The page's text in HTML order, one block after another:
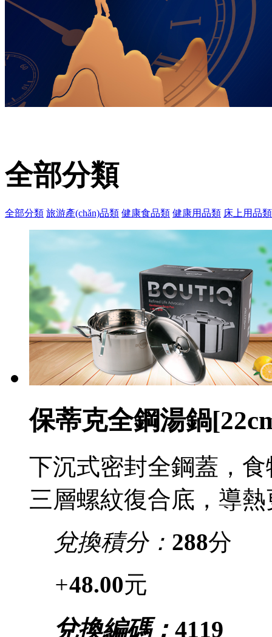
全部分類
全部分類 旅游產(chǎn)品類 健康食品類 健康用品類 床上用品類
保蒂克全鋼湯鍋
下沉式密封全鋼蓋，
三層螺紋復合底，導
兌換積分： 288分
+48.00元
兌換編碼： 4119